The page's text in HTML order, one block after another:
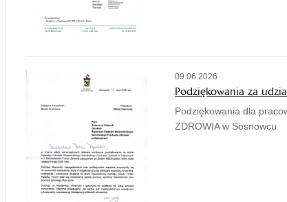
09.06.2026
Podziękowania za
Podziękowania dla
ZDROWIA w Sosnowcu